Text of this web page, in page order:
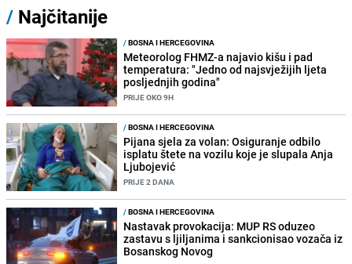
/ Najčitanije
/BOSNA I HERCEGOVINA
Meteorolog FHMZ-a najavio kišu i pad
temperatura: "Jedno od najsvježijih ljeta
posljednjih godina"
PRIJE OKO 9H
/BOSNA I HERCEGOVINA
Pijana sjela za volan: Osiguranje odbilo
isplatu štete na vozilu koje je slupala Anja
Ljubojević
PRIJE 2 DANA
/BOSNA I HERCEGOVINA
Nastavak provokacija: MUP RS oduzeo
zastavu s ljiljanima i sankcionisao vozača iz
Bosanskog Novog